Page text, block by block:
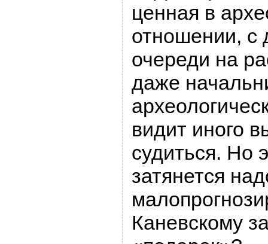
ценная в
отношении, с
очереди на
даже
видит иного
судиться. Но
затянется
Каневскому